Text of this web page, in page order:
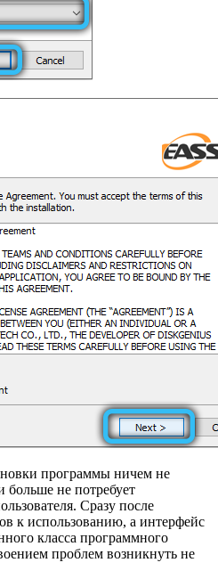
программы ничем не
больше не потребует
Сразу после
к использованию, а интерфейс
класса программного
проблем возникнуть не